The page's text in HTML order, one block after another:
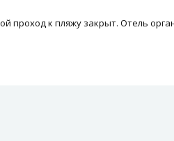
проход к пляжу закрыт. Отель